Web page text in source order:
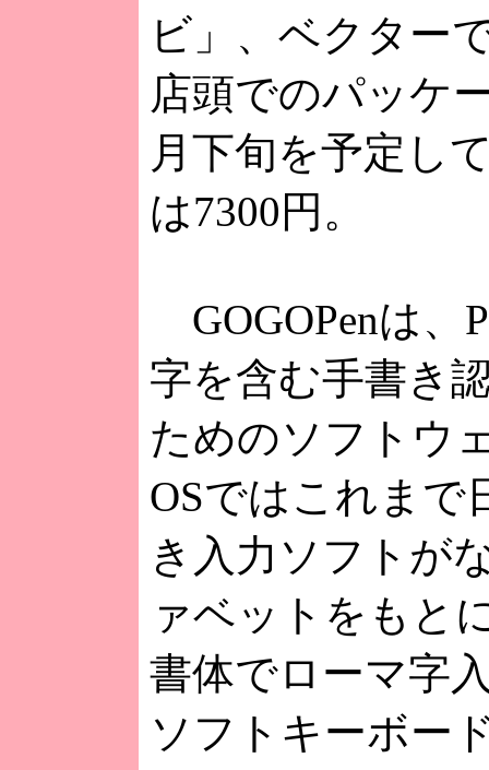
ビ」、ベクター
店頭でのパッケ
月下旬を予定し
は7300円。
GOGOPenは、
字を含む手書き
ためのソフトウ
OSではこれまで
き入力ソフトが
ァベットをもと
書体でローマ字
ソフトキーボー